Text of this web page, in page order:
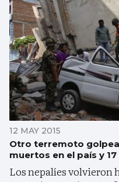
12 MAY 2015
Otro terremoto
muertos en el país y 17
Los nepalíes volvieron